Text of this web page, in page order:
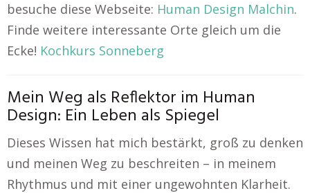
besuche diese Webseite: Human Design Malchin.
Finde weitere interessante Orte gleich um die
Ecke! Kochkurs Sonneberg
Mein Weg als Reflektor im Human
Design: Ein Leben als Spiegel
Dieses Wissen hat mich bestärkt, groß zu denken
und meinen Weg zu beschreiten – in meinem
Rhythmus und mit einer ungewohnten Klarheit.